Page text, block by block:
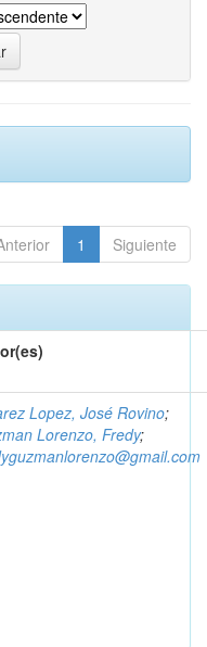
1 Siguiente
Lopez, José Rovino;
Lorenzo, Fredy;